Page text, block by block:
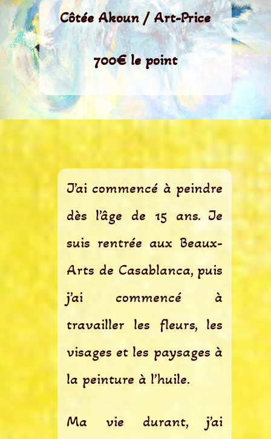
Côtée Akoun / Art-Price
700€ le point
J’ai commencé à peindre
dès l’âge de 15 ans. Je
suis rentrée aux Beaux-
Arts de Casablanca, puis
j’ai commencé à
travailler les fleurs, les
visages et les paysages à
la peinture à l’huile.
Ma vie durant, j’ai